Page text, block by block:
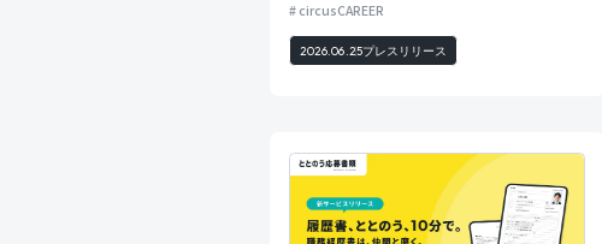
力。
circusCAREER
2026.06.25プレスリリース